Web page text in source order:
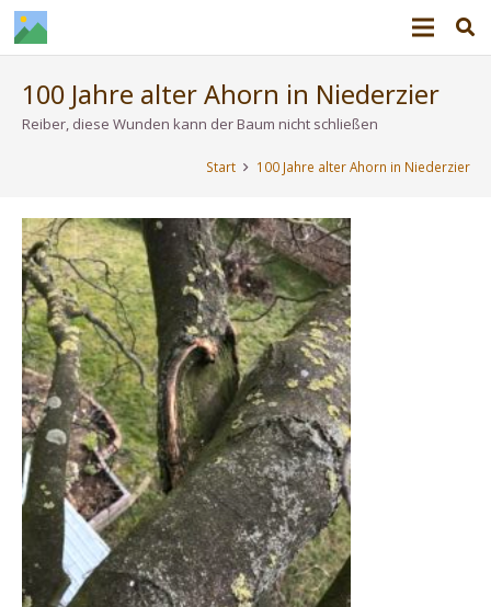
100 Jahre alter Ahorn in Niederzier
Reiber, diese Wunden kann der Baum nicht schließen
Start 100 Jahre alter Ahorn in Niederzier